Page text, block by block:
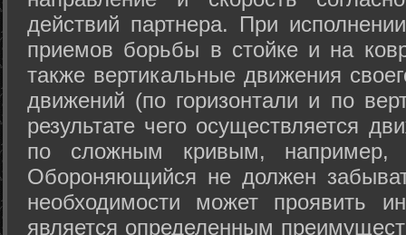
действий партнера. При
приемов борьбы в стойке и на
также вертикальные движения
движений (по горизонтали и по
результате чего осуществляется
по сложным кривым, например,
Обороняющийся не должен
необходимости может проявить
является определенным